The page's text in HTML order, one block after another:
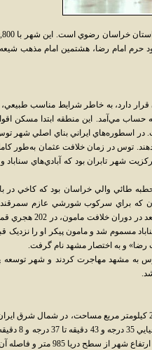
دارد، به خاطر شرايط مناسب طبيعي،
مي‌آمد. اين منطقه ابتدا مسکن
اسطوره‌هاي ايراني بناي اصلي شهر توس
توس در زمان خلافت عثمان به‌طور
شهر تابران بود که آبادي‌هاي
قمري، هارون که براي سرکوب شورشي عازم
وصيتش او را در آن باغ
مسموم شد و مامون پيکر او را
و به اختصار مشهد نام گرفت.
به مشهد مهاجرت کردند و شهر توسعه
15 دقيقه تا 60
و فاصله آن از تهران 966 کيلومتر است.